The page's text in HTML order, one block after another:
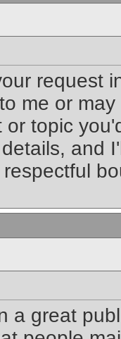
request
me or
or topic
and
a great